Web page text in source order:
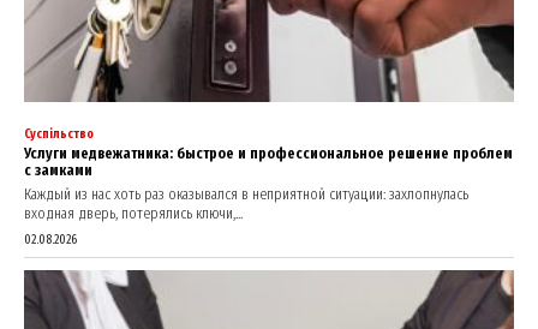
Суспільство
Услуги медвежатника: быстрое и профессиональное решение проблем
с замками
Каждый из нас хоть раз оказывался в неприятной ситуации: захлопнулась
входная дверь, потерялись ключи,...
02.08.2026